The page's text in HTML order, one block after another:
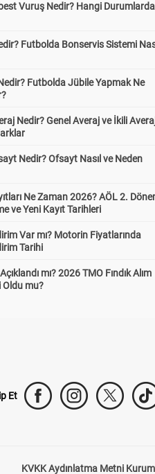
Vuruş Nedir? Hangi Durumlarda
Futbolda Bonservis Sistemi
Futbolda Jübile Yapmak Ne
Nedir? Genel Averaj ve İkili
Nedir? Ofsayt Nasıl ve Neden
Ne Zaman 2026? AÖL 2.
ve Yeni Kayıt Tarihleri
Var mı? Motorin Fiyatlarında
Tarihi
mı? 2026 TMO Fındık Alım
Oldu mu?
Et
KVKK Aydınlatma Metni